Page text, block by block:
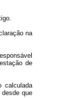
na
de
calculada
que